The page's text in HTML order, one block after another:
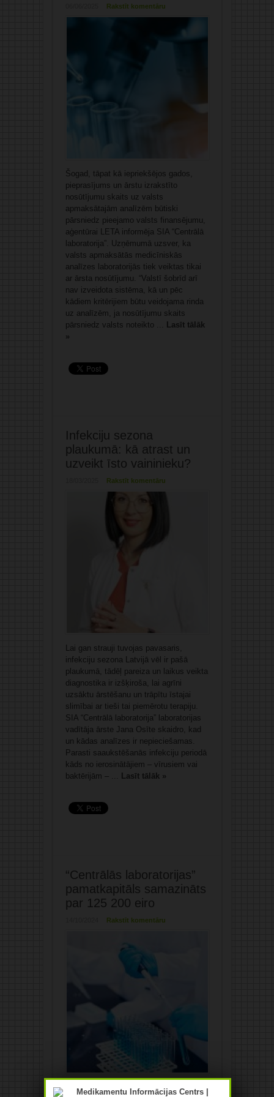
Rakstīt komentāru
Šogad, tāpat kā iepriekšējos gados,
pieprasījums un ārstu izrakstīto
nosūtījumu skaits uz valsts
apmaksātajām analīzēm būtiski
pārsniedz pieejamo valsts finansējumu,
aģentūrai LETA informēja SIA “Centrālā
laboratorija”. Uzņēmumā uzsver, ka
valsts apmaksātās medicīniskās
analīzes laboratorijās tiek veiktas tikai
ar ārsta nosūtījumu. “Valstī šobrīd arī
nav izveidota sistēma, kā un pēc
kādiem kritērijiem būtu veidojama rinda
uz analīzēm, ja nosūtījumu skaits
pārsniedz valsts noteikto ... Lasīt tālāk
»
Infekciju sezona
plaukumā: kā atrast un
uzveikt īsto vaininieku?
Rakstīt komentāru
Lai gan strauji tuvojas pavasaris,
infekciju sezona Latvijā vēl ir pašā
plaukumā, tādēļ pareiza un laikus veikta
diagnostika ir izšķiroša, lai agrīni
uzsāktu ārstēšanu un trāpītu īstajai
slimībai ar tieši tai piemērotu terapiju.
SIA “Centrālā laboratorija” laboratorijas
vadītāja ārste Jana Osīte skaidro, kad
un kādas analīzes ir nepieciešamas.
Parasti saaukstēšanās infekciju periodā
kāds no ierosinātājiem – vīrusiem vai
baktērijām – ... Lasīt tālāk »
“Centrālās laboratorijas”
pamatkapitāls samazināts
par 125 200 eiro
Rakstīt komentāru
SIA “Centrālā laboratorija” pamatkapitāls